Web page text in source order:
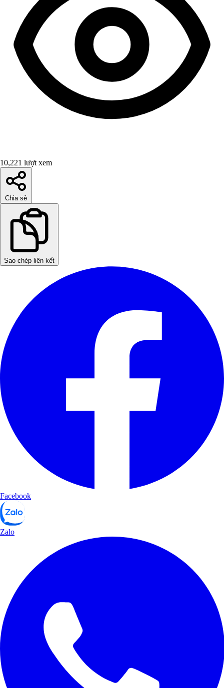
10,221 lượt xem
Chia sẻ
Sao chép liên kết
Facebook
Zalo